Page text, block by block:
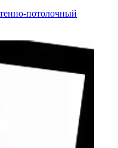
потолочный